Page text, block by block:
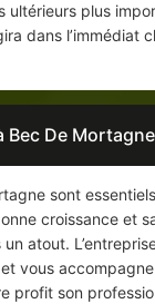
plus
dans l’immédiat
Bec De Mortagne
sont
croissance et
atout.
vous
profit son